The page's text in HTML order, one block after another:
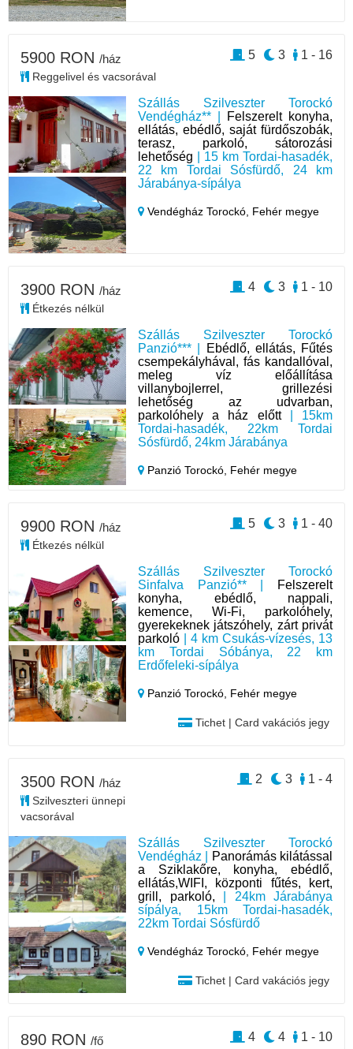
Szállás Szilveszter Torockó
Vendégház** |
Felszerelt konyha,
ellátás, ebédlő, saját fürdőszobák,
terasz, parkoló, sátorozási
lehetőség | 15 km Tordai-hasadék,
22 km Tordai Sósfürdő, 24 km
Járabánya-sípálya
Vendégház Torockó, Fehér megye
5900 RON /ház
Reggelivel és vacsorával
1 - 16
3
5
Szállás Szilveszter Torockó
Panzió*** |
Ebédlő, ellátás, Fűtés
csempekályhával, fás kandallóval,
meleg víz előállítása
villanybojlerrel, grillezési
lehetőség az udvarban,
parkolóhely a ház előtt| 15km
Tordai-hasadék, 22km Tordai
Sósfürdő, 24km Járabánya
Panzió Torockó, Fehér megye
3900 RON /ház
Étkezés nélkül
1 - 10
3
4
Szállás Szilveszter Torockó
Sinfalva Panzió** |
Felszerelt
konyha, ebédlő, nappali,
kemence, Wi-Fi, parkolóhely,
gyerekeknek játszóhely, zárt privát
parkoló | 4 km Csukás-vízesés, 13
km Tordai Sóbánya, 22 km
Erdőfeleki-sípálya
Panzió Torockó, Fehér megye
Tichet | Card vakációs jegy
9900 RON /ház
Étkezés nélkül
1 - 40
3
5
Szállás Szilveszter Torockó
Vendégház |
Panorámás kilátással
a Sziklakőre, konyha, ebédlő,
ellátás,WIFI, központi fűtés, kert,
grill, parkoló, | 24km Járabánya
sípálya, 15km Tordai-hasadék,
22km Tordai Sósfürdő
Vendégház Torockó, Fehér megye
Tichet | Card vakációs jegy
3500 RON /ház
Szilveszteri ünnepi
vacsorával
1 - 4
3
2
890 RON /fő 1 - 10
4
4